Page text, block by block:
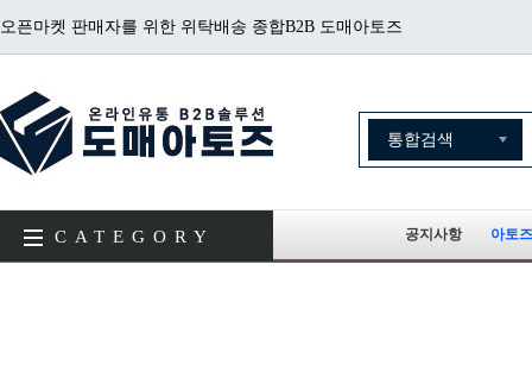
오픈마켓 판매자를 위한 위탁배송 종합B2B 도매아토즈
CATEGORY 공지사항 아토